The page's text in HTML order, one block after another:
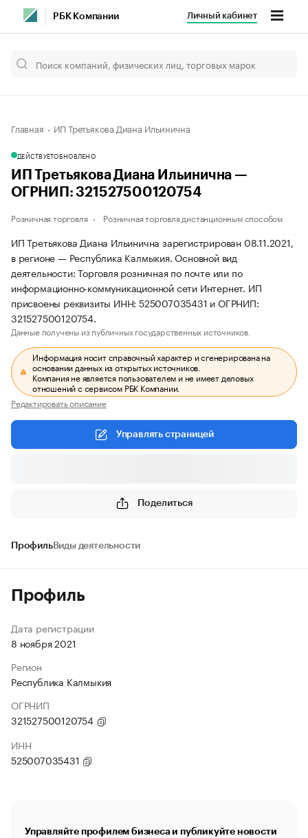
РБК Компании Личный кабинет
Главная ИП Третьякова Диана Ильинична
ДЕЙСТВУЕТОБНОВЛЕНО
ИП Третьякова Диана Ильинична —
ОГРНИП: 321527500120754
Розничная торговля Розничная торговля дистанционным способом
ИП Третьякова Диана Ильинична зарегистрирован 08.11.2021,
в регионе — Республика Калмыкия. Основной вид
деятельности: Торговля розничная по почте или по
информационно-коммуникационной сети Интернет. ИП
присвоены реквизиты ИНН: 525007035431 и ОГРНИП:
321527500120754.
Данные получены из публичных государственных источников.
Информация носит справочный характер и сгенерирована на
основании данных из открытых источников.
Компания не является пользователем и не имеет деловых
отношений с сервисом РБК Компании.
Редактировать описание
Управлять страницей
Поделиться
ПрофильВиды деятельности
Профиль
Дата регистрации
8 ноября 2021
Регион
Республика Калмыкия
ОГРНИП
321527500120754
ИНН
525007035431
Управляйте профилем бизнеса и публикуйте новости